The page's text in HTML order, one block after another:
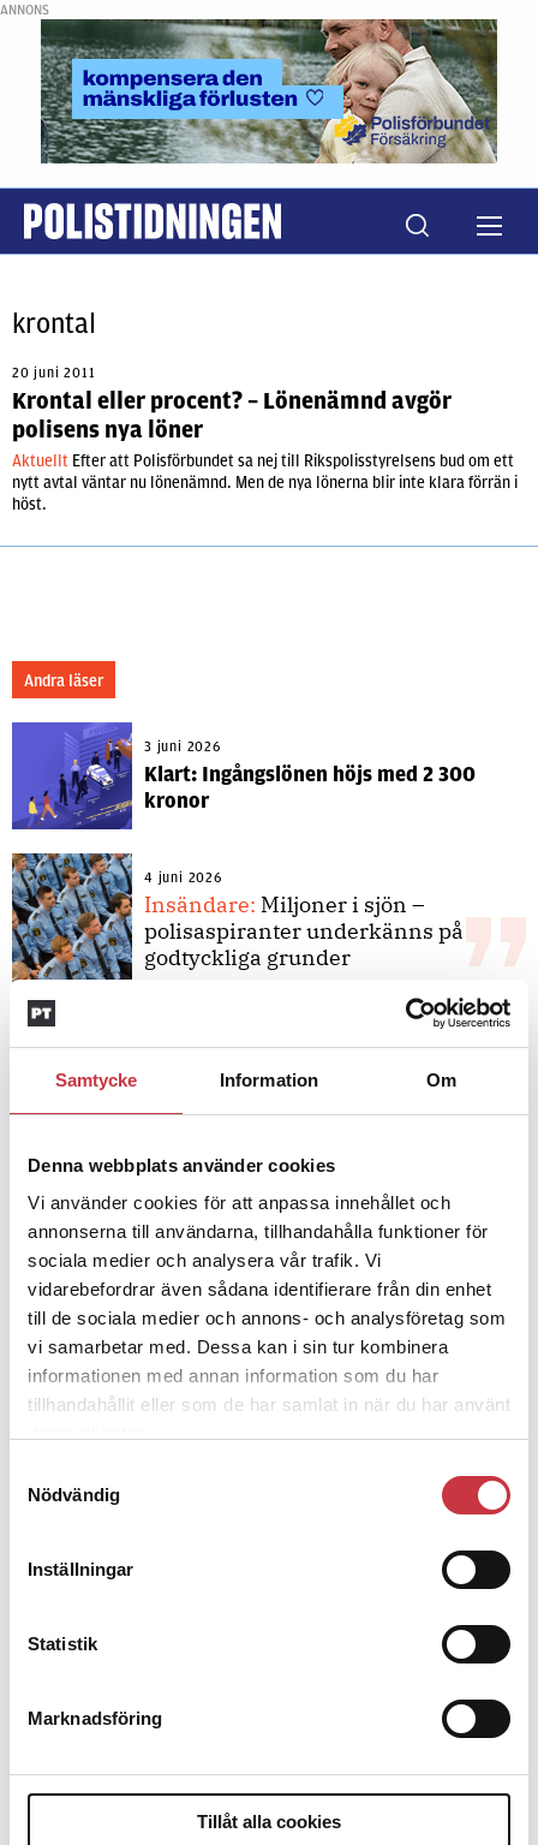
Samtycke Information Om
Denna webbplats använder cookies
Vi använder cookies för att anpassa innehållet och
annonserna till användarna, tillhandahålla funktioner för
sociala medier och analysera vår trafik. Vi
vidarebefordrar även sådana identifierare från din enhet
till de sociala medier och annons- och analysföretag som
vi samarbetar med. Dessa kan i sin tur kombinera
informationen med annan information som du har
tillhandahållit eller som de har samlat in när du har använt
Nödvändig
Inställningar
Statistik
Marknadsföring
Tillåt alla cookies
ANNONS
krontal
20 juni 2011
Krontal eller procent? – Lönenämnd avgör
polisens nya löner
Aktuellt Efter att Polisförbundet sa nej till Rikspolisstyrelsens bud om ett
nytt avtal väntar nu lönenämnd. Men de nya lönerna blir inte klara förrän i
höst.
Andra läser
3 juni 2026
Klart: Ingångslönen höjs med 2 300
kronor
4 juni 2026
Insändare: Miljoner i sjön –
polisaspiranter underkänns på
godtyckliga grunder
1 juni 2026
Jens Mårtensson:
Snart 20 år i tjänst
Polisregionen erkänner fel: ”Kommer
att rättas till”
Debatt
Det är inte evidenskrav som
7 juli 2026
Debatt:Med för höga krav på evidens
kan polisen inte göra något alls